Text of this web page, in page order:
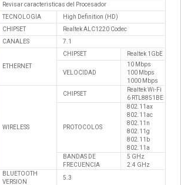
Revisar caracteristicas del Procesador
TECNOLOGIA
High Definition (HD)
CHIPSET
Realtek ALC1220 Codec
CANALES
7.1
ETHERNET
CHIPSET Realtek 1GbE
VELOCIDAD
10 Mbps
100 Mbps
1000 Mbps
WIRELESS
CHIPSET
Realtek Wi-Fi
6 RTL8851BE
PROTOCOLOS
802.11ax
802.11ac
802.11n
802.11g
802.11b
802.11a
BANDAS DE
FRECUENCIA
5 GHz
2.4 GHz
BLUETOOTH
VERSION
5.3